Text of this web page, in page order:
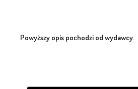
Powyższy opis pochodzi od wydawcy.